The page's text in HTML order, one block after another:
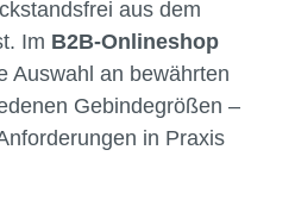
passenden
kommt es
und
an. Für die tägliche
empfiehlt sich ein